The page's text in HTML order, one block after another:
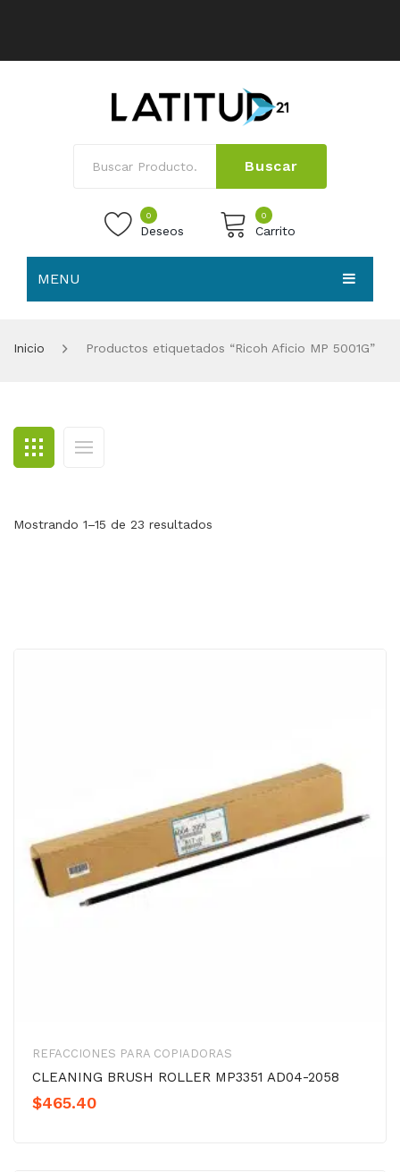
Buscar
0
Deseos
0
Carrito
MENU
BLOG
CONTACTO
Inicio Productos etiquetados “Ricoh Aficio MP 5001G”
Mostrando 1–15 de 23 resultados
REFACCIONES PARA COPIADORAS
CLEANING BRUSH ROLLER MP3351 AD04-2058
$465.40